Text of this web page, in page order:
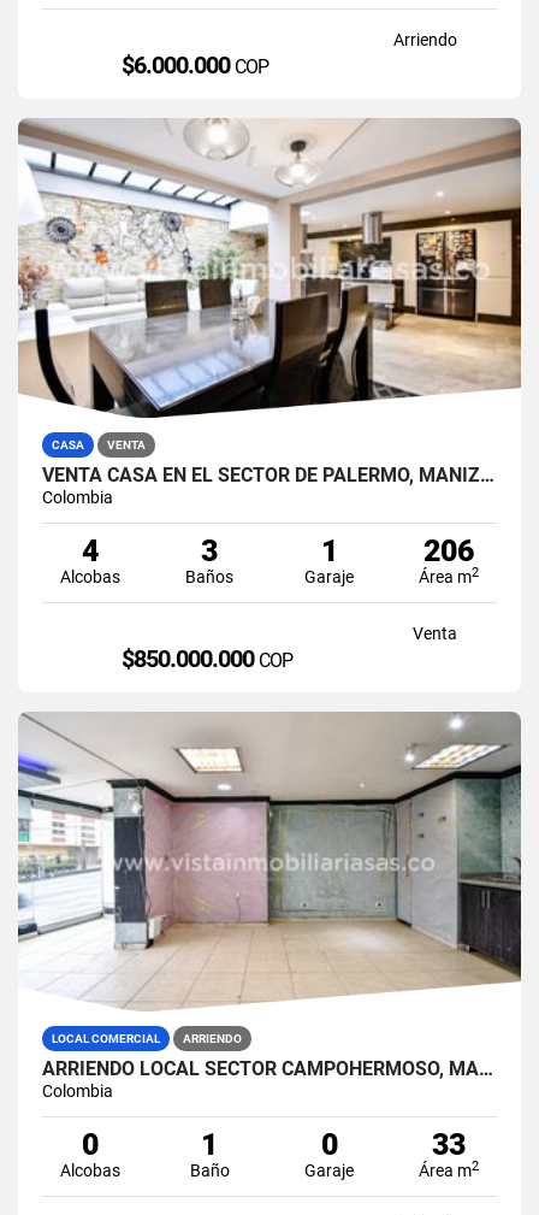
Arriendo
$6.000.000 COP
CASA VENTA
VENTA CASA EN EL SECTOR DE PALERMO, MANIZALES
Colombia
4
Alcobas
3
Baños
1
Garaje
206
Área m2
Venta
$850.000.000 COP
LOCAL COMERCIAL ARRIENDO
ARRIENDO LOCAL SECTOR CAMPOHERMOSO, MANIZALES
Colombia
0
Alcobas
1
Baño
0
Garaje
33
Área m2